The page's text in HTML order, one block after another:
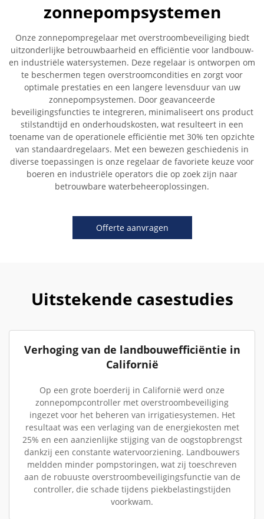
zonnepompsystemen
Onze zonnepompregelaar met overstroombeveiliging biedt
uitzonderlijke betrouwbaarheid en efficiëntie voor landbouw-
en industriële watersystemen. Deze regelaar is ontworpen om
te beschermen tegen overstroomcondities en zorgt voor
optimale prestaties en een langere levensduur van uw
zonnepompsystemen. Door geavanceerde
beveiligingsfuncties te integreren, minimaliseert ons product
stilstandtijd en onderhoudskosten, wat resulteert in een
toename van de operationele efficiëntie met 30% ten opzichte
van standaardregelaars. Met een bewezen geschiedenis in
diverse toepassingen is onze regelaar de favoriete keuze voor
boeren en industriële operators die op zoek zijn naar
betrouwbare waterbeheeroplossingen.
Offerte aanvragen
Uitstekende casestudies
Verhoging van de landbouwefficiëntie in
Californië
Op een grote boerderij in Californië werd onze
zonnepompcontroller met overstroombeveiliging
ingezet voor het beheren van irrigatiesystemen. Het
resultaat was een verlaging van de energiekosten met
25% en een aanzienlijke stijging van de oogstopbrengst
dankzij een constante watervoorziening. Landbouwers
meldden minder pompstoringen, wat zij toeschreven
aan de robuuste overstroombeveiligingsfunctie van de
controller, die schade tijdens piekbelastingstijden
voorkwam.